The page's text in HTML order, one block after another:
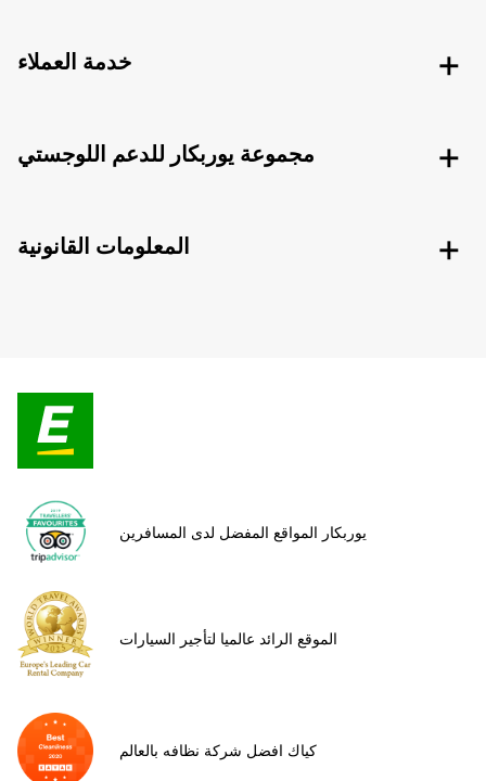
خدمة العملاء
مجموعة يوربكار للدعم اللوجستي
المعلومات القانونية
يوربكار المواقع المفضل لدى المسافرين
الموقع الرائد عالميا لتأجير السيارات
كياك افضل شركة نظافه بالعالم